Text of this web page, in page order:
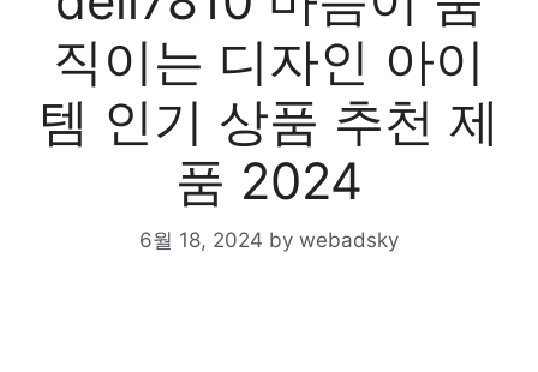
직이는 디자인 아이
템 인기 상품 추천 제
품 2024
6월 18, 2024 by webadsky